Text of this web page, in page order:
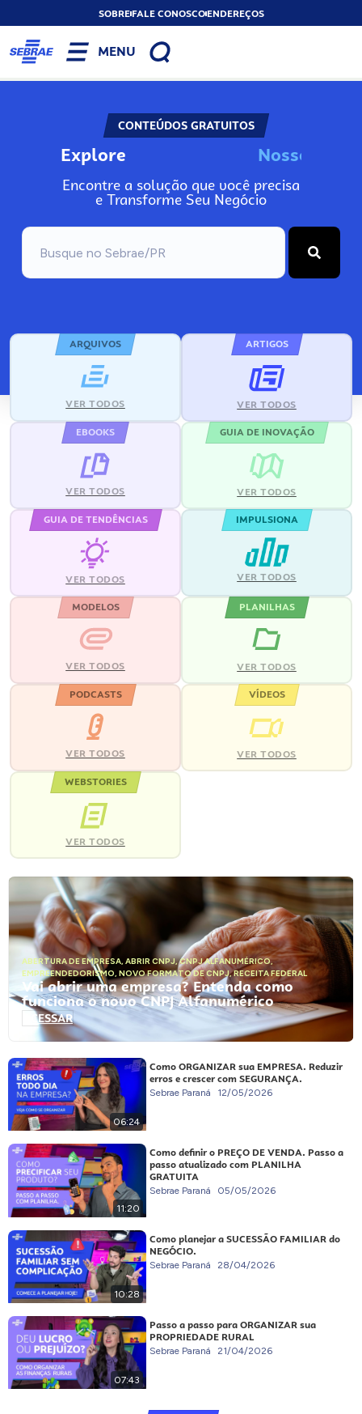
SOBREFALE CONOSCOENDEREÇOS
MENU
CONTEÚDOS GRATUITOS
Explore No
Encontre a solução que você precisa
e Transforme Seu Negócio
ARQUIVOS
VER TODOS
ARTIGOS
VER TODOS
EBOOKS
VER TODOS
GUIA DE INOVAÇÃO
VER TODOS
GUIA DE TENDÊNCIAS
VER TODOS
IMPULSIONA
VER TODOS
MODELOS
VER TODOS
PLANILHAS
VER TODOS
PODCASTS
VER TODOS
VÍDEOS
VER TODOS
WEBSTORIES
VER TODOS
ABERTURA DE EMPRESA, ABRIR CNPJ,CNPJ ALFANUMÉRICO,
EMPREENDEDORISMO, NOVO FORMATO DE CNPJ,RECEITA FEDERAL
Vai abrir uma empresa? Entenda como
funciona o novo CNPJ Alfanumérico
ACESSAR
06:24
Como ORGANIZAR sua EMPRESA. Reduzir
erros e crescer com SEGURANÇA.
Sebrae Paraná 12/05/2026
11:20
Como definir o PREÇO DE VENDA. Passo a
passo atualizado com PLANILHA
GRATUITA
Sebrae Paraná 05/05/2026
10:28
Como planejar a SUCESSÃO FAMILIAR do
NEGÓCIO.
Sebrae Paraná 28/04/2026
07:43
Passo a passo para ORGANIZAR sua
PROPRIEDADE RURAL
Sebrae Paraná 21/04/2026